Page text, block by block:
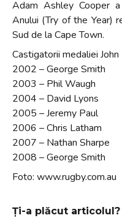
Adam Ashley Cooper
Anului (Try of the Year)
Sud de la Cape Town.
Castigatorii medaliei John
2002 – George Smith
2003 – Phil Waugh
2004 – David Lyons
2005 – Jeremy Paul
2006 – Chris Latham
2007 – Nathan Sharpe
2008 – George Smith
Foto: www.rugby.com.au
Ți-a plăcut